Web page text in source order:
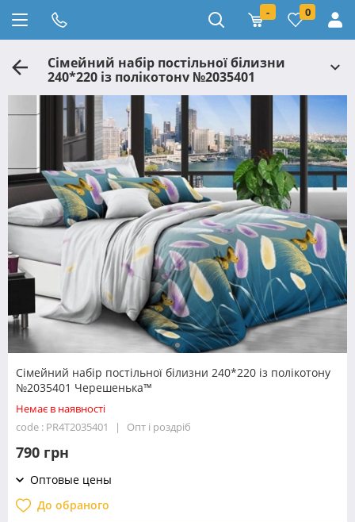
- 0
Сімейний набір постільної білизни
240*220 із полікотону №2035401
Черешенька™
Сімейний набір постільної білизни 240*220 із полікотону
№2035401 Черешенька™
Немає в наявності
code : PR4T2035401
Опт і роздріб
790 грн
Оптовые цены
До обраного